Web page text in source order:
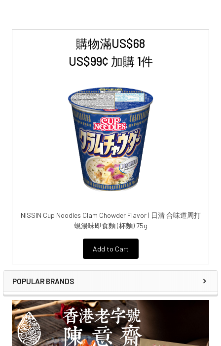
購物滿US$68
US$99¢ 加購 1件
NISSIN Cup Noodles Clam Chowder Flavor | 日清 合味道周打
蜆湯味即食麵 (杯麵) 75g
Add to Cart
POPULAR BRANDS